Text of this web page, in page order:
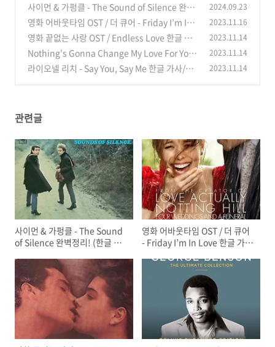
사이먼 & 가펑클 - The Sound of Silence 완벽
정리! (한글 가사 해석, 뜻, 비하인드 스토리, 듣
기)
(0)
2024.09.23
영화 어바웃타임 OST / 더 큐어 - Friday I’m In
Love 한글 가사/해석/뜻
(0)
2023.11.16
영화 끝없는 사랑 OST / Endless Love 한글 가
사/해석/뜻 (0)
2023.11.14
Nothing's Gonna Change My Love For You
한글 가사 해석 뜻
(0)
2023.11.14
라이오넬 리치 - Say You, Say Me 한글 가사/해
2023.11.14
관련글
사이먼 & 가펑클 - The Sound
of Silence 완벽정리! (한글 가
영화 어바웃타임 OST / 더 큐어
- Friday I’m In Love 한글 가